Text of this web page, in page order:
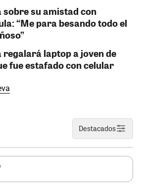
su amistad con
“Me para besando todo el
laptop a joven de
fue estafado con celular
Destacados